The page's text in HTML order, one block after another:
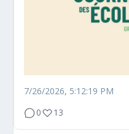
7/26/2026, 5:12:19 PM
0
13